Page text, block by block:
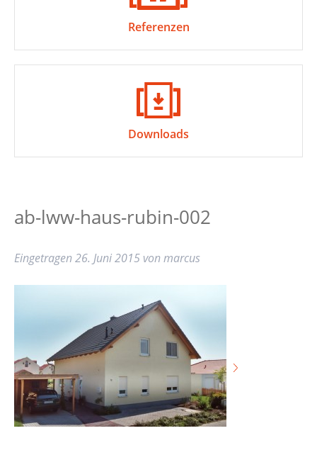
Referenzen
Downloads
ab-lww-haus-rubin-002
Eingetragen26. Juni 2015 vonmarcus